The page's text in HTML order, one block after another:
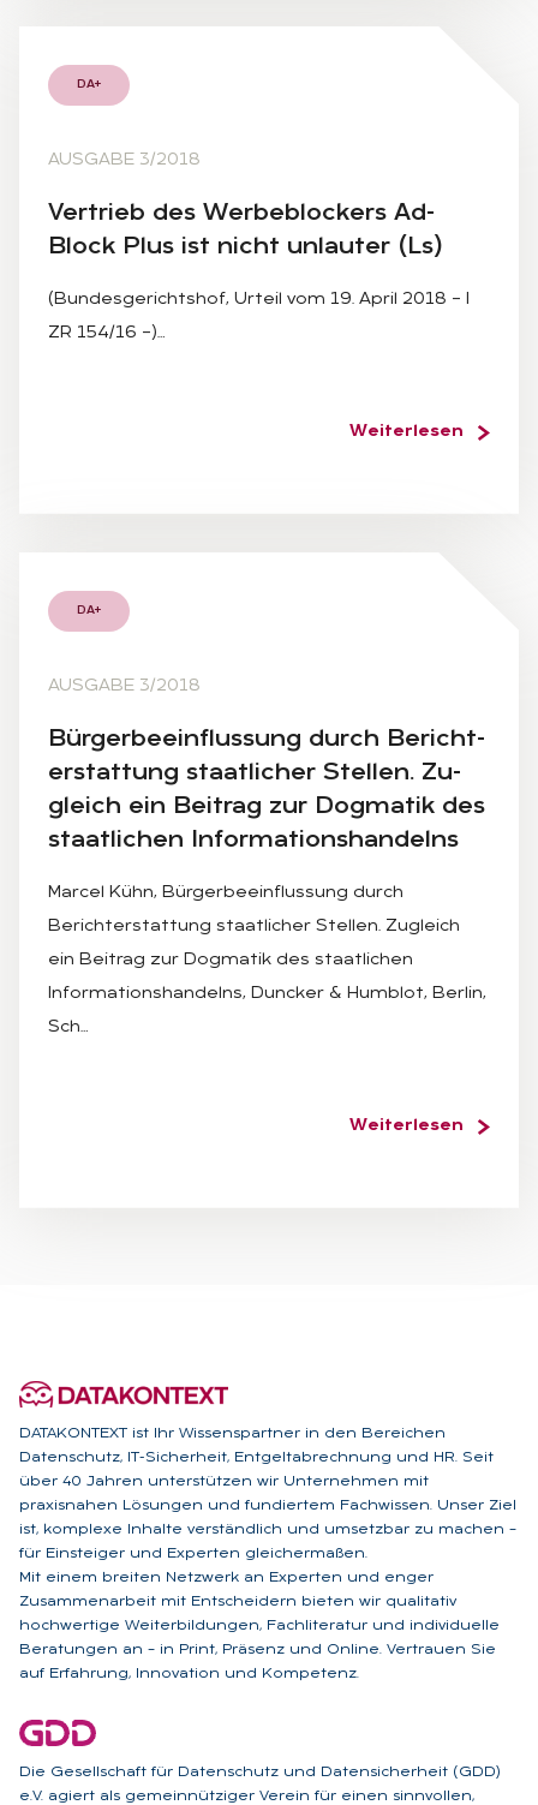
DA+
AUSGABE 3/2018
Ver­trieb des Wer­be­blo­ckers Ad­
Block Plus ist nicht un­lau­ter (Ls)
(Bundesgerichtshof, Urteil vom 19. April 2018 – I
ZR 154/16 –)…
Weiterlesen
DA+
AUSGABE 3/2018
Bür­ger­be­ein­flus­sung durch Be­richt­
erstat­tung staat­li­cher Stel­len. Zu­
gleich ein Bei­trag zur Dog­ma­tik des
staat­li­chen In­for­ma­ti­ons­han­delns
Marcel Kühn, Bürgerbeeinflussung durch
Berichterstattung staatlicher Stellen. Zugleich
ein Beitrag zur Dogmatik des staatlichen
Informationshandelns, Duncker & Humblot, Berlin,
Sch…
Weiterlesen
DATAKONTEXT ist Ihr Wissenspartner in den Bereichen
Datenschutz, IT-Sicherheit, Entgeltabrechnung und HR. Seit
über 40 Jahren unterstützen wir Unternehmen mit
praxisnahen Lösungen und fundiertem Fachwissen. Unser Ziel
ist, komplexe Inhalte verständlich und umsetzbar zu machen –
für Einsteiger und Experten gleichermaßen.
Mit einem breiten Netzwerk an Experten und enger
Zusammenarbeit mit Entscheidern bieten wir qualitativ
hochwertige Weiterbildungen, Fachliteratur und individuelle
Beratungen an – in Print, Präsenz und Online. Vertrauen Sie
auf Erfahrung, Innovation und Kompetenz.
Die Gesellschaft für Datenschutz und Datensicherheit (GDD)
e.V. agiert als gemeinnütziger Verein für einen sinnvollen,